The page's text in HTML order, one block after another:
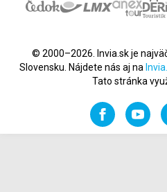
© 2000–2026. Invia.sk je
Slovensku. Nájdete nás aj na
Tato stránka
Facebook